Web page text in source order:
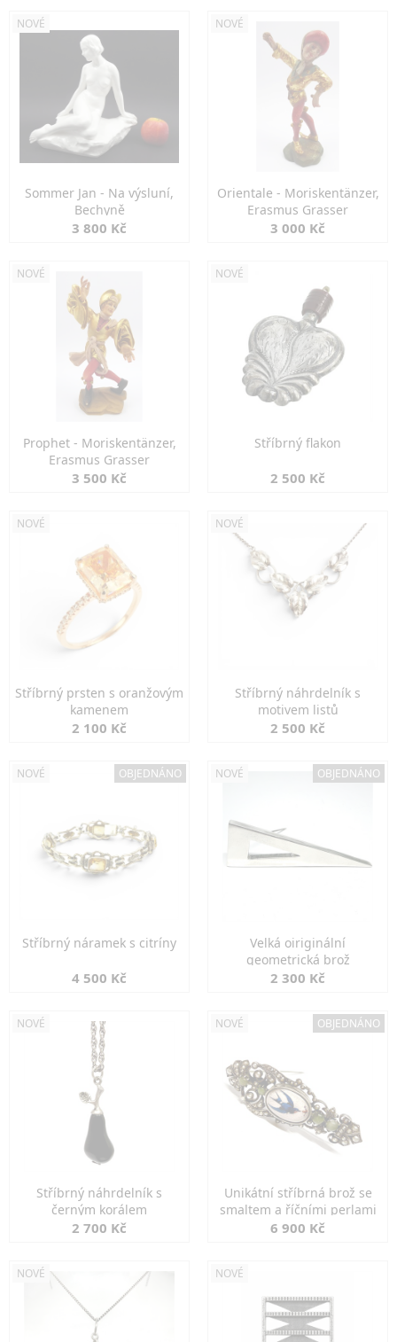
NOVÉ
Sommer Jan - Na výsluní,
Bechyně
3 800 Kč
NOVÉ
Orientale - Moriskentänzer,
Erasmus Grasser
3 000 Kč
NOVÉ
Prophet - Moriskentänzer,
Erasmus Grasser
3 500 Kč
NOVÉ
Stříbrný flakon
2 500 Kč
NOVÉ
Stříbrný prsten s oranžovým
kamenem
2 100 Kč
NOVÉ
Stříbrný náhrdelník s
motivem listů
2 500 Kč
NOVÉ OBJEDNÁNO
Stříbrný náramek s citríny
4 500 Kč
NOVÉ OBJEDNÁNO
Velká oiriginální
geometrická brož
2 300 Kč
NOVÉ
Stříbrný náhrdelník s
černým korálem
2 700 Kč
NOVÉ OBJEDNÁNO
Unikátní stříbrná brož se
smaltem a říčními perlami
6 900 Kč
NOVÉ NOVÉ